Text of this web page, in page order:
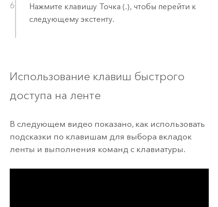
Нажмите клавишу Точка (.), чтобы перейти к
следующему экстенту.
Использование клавиш быстрого
доступа на ленте
В следующем видео показано, как использовать
подсказки по клавишам для выбора вкладок
ленты и выполнения команд с клавиатуры.